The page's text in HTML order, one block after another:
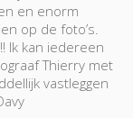
en enorm
op de foto’s.
Ik kan iedereen
Thierry met
vastleggen